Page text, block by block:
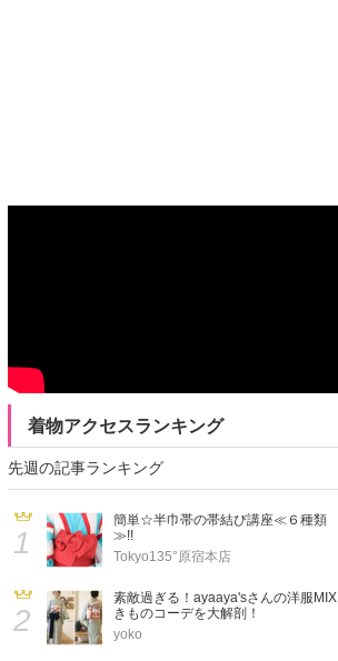
着物アクセスランキング
先週の記事ランキング
1
簡単☆半巾帯の帯結び講座≪６種類
≫!!
Tokyo135°原宿本店
2
素敵過ぎる！ayaaya'sさんの洋服MIX
きものコーデを大解剖！
yoko